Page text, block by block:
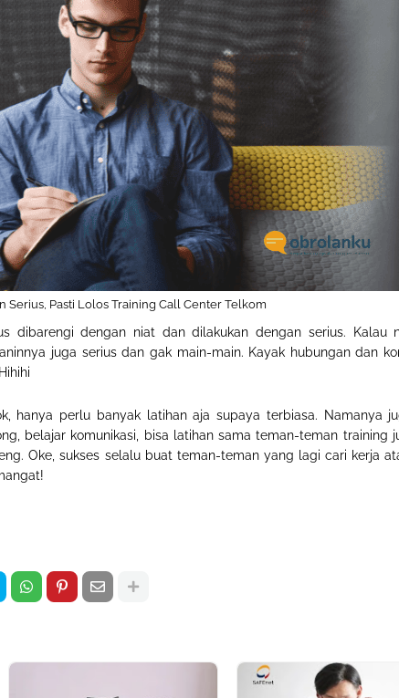
Serius, Pasti Lolos Training Call Center Telkom
dibarengi dengan niat dan dilakukan dengan serius. Kalau
juga serius dan gak main-main. Kayak hubungan dan
hanya perlu banyak latihan aja supaya terbiasa. Namanya
belajar komunikasi, bisa latihan sama teman-teman training
Oke, sukses selalu buat teman-teman yang lagi cari kerja